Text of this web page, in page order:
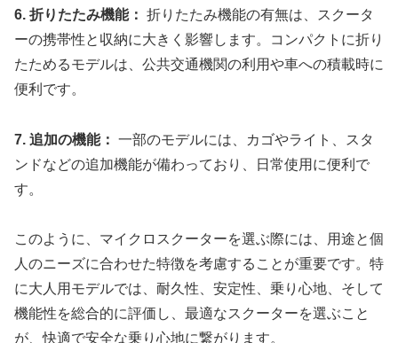
6. 折りたたみ機能： 折りたたみ機能の有無は、スクータ
ーの携帯性と収納に大きく影響します。コンパクトに折り
たためるモデルは、公共交通機関の利用や車への積載時に
便利です。
7. 追加の機能： 一部のモデルには、カゴやライト、スタ
ンドなどの追加機能が備わっており、日常使用に便利で
す。
このように、マイクロスクーターを選ぶ際には、用途と個
人のニーズに合わせた特徴を考慮することが重要です。特
に大人用モデルでは、耐久性、安定性、乗り心地、そして
機能性を総合的に評価し、最適なスクーターを選ぶこと
が、快適で安全な乗り心地に繋がります。